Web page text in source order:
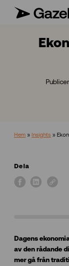
Hem » Insights »
Dela
Dagens
av den rådande
mer gå från